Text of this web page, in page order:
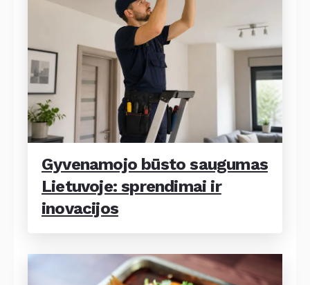
Gyvenamojo būsto saugumas
Lietuvoje: sprendimai ir
inovacijos